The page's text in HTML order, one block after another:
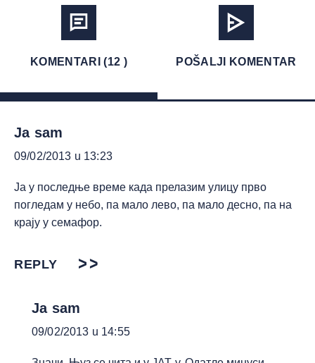
KOMENTARI (12 ) POŠALJI KOMENTAR
Ja sam
09/02/2013 u 13:23
Ја у последње време када прелазим улицу прво
погледам у небо, па мало лево, па мало десно, па на
крају у семафор.
REPLY
Ja sam
09/02/2013 u 14:55